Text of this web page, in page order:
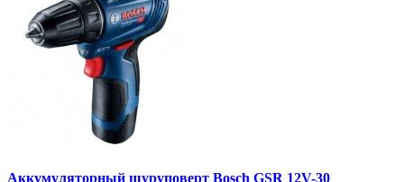
Аккумуляторный шуруповерт Bosch GSR 12V-30